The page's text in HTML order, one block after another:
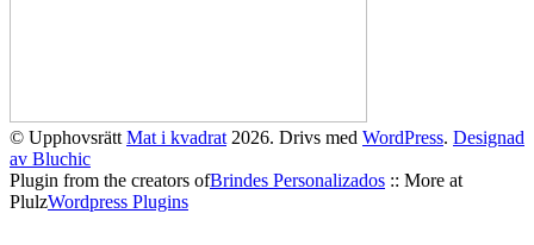
© Upphovsrätt Mat i kvadrat 2026. Drivs med WordPress. Designad
av Bluchic
Plugin from the creators ofBrindes Personalizados :: More at
PlulzWordpress Plugins